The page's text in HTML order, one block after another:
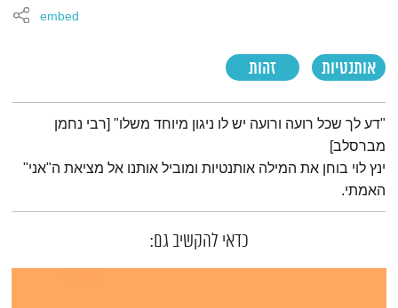
אותנטיות זהות
embed
תמצית הפודקאסט
"דע לך שכל רועה ורועה יש לו ניגון מיוחד משלו" [רבי נחמן
מברסלב]
ינץ לוי בוחן את המילה אותנטיות ומוביל אותנו אל מציאת ה"אני"
האמתי.
כדאי להקשיב גם: